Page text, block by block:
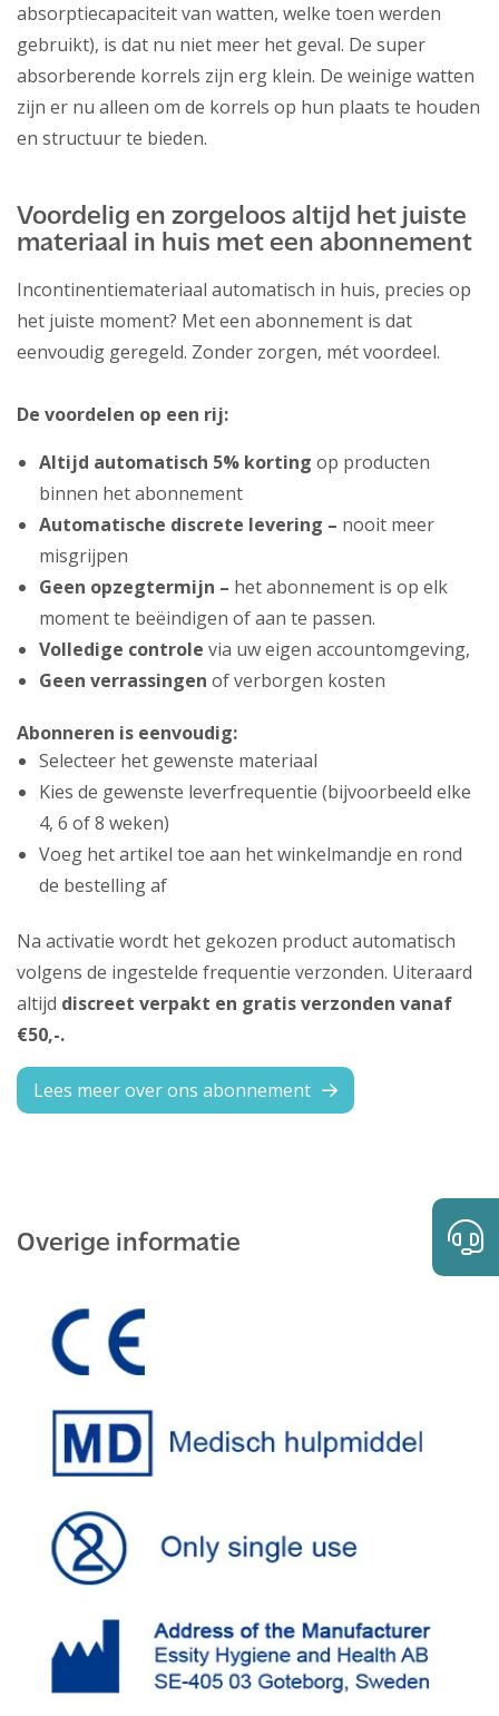
absorptiecapaciteit van watten, welke toen werden
gebruikt), is dat nu niet meer het geval. De super
absorberende korrels zijn erg klein. De weinige watten
zijn er nu alleen om de korrels op hun plaats te houden
en structuur te bieden.
Voordelig en zorgeloos altijd het juiste
materiaal in huis met een abonnement
Incontinentiemateriaal automatisch in huis, precies op
het juiste moment? Met een abonnement is dat
eenvoudig geregeld. Zonder zorgen, mét voordeel.
De voordelen op een rij:
Altijd automatisch 5% korting op producten
binnen het abonnement
Automatische discrete levering – nooit meer
misgrijpen
Geen opzegtermijn – het abonnement is op elk
moment te beëindigen of aan te passen.
Volledige controle via uw eigen accountomgeving,
Geen verrassingen of verborgen kosten
Abonneren is eenvoudig:
Selecteer het gewenste materiaal
Kies de gewenste leverfrequentie (bijvoorbeeld elke
4, 6 of 8 weken)
Voeg het artikel toe aan het winkelmandje en rond
de bestelling af
Na activatie wordt het gekozen product automatisch
volgens de ingestelde frequentie verzonden. Uiteraard
altijd discreet verpakt en gratis verzonden vanaf
€50,-.
Lees meer over ons abonnement
Overige informatie